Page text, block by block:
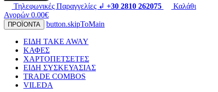
Τηλεφωνικές Παραγγελίες ↲ +30 2810 262075
Καλάθι
Αγορών 0.00€
ΠΡΟΪΟΝΤΑ button.skipToMain
ΕΙΔΗ TAKE AWAY
ΚΑΦΕΣ
ΧΑΡΤΟΠΕΤΣΕΤΕΣ
ΕΙΔΗ ΣΥΣΚΕΥΑΣΙΑΣ
TRADE COMBOS
VILEDA